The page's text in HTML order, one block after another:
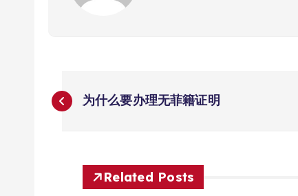
文
为什么要办理无菲籍证明
Related Posts